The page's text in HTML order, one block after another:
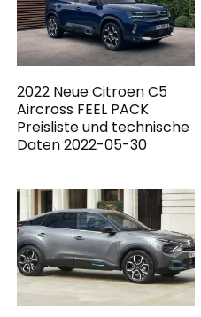
2022 Neue Citroen C5
Aircross FEEL PACK
Preisliste und technische
Daten 2022-05-30